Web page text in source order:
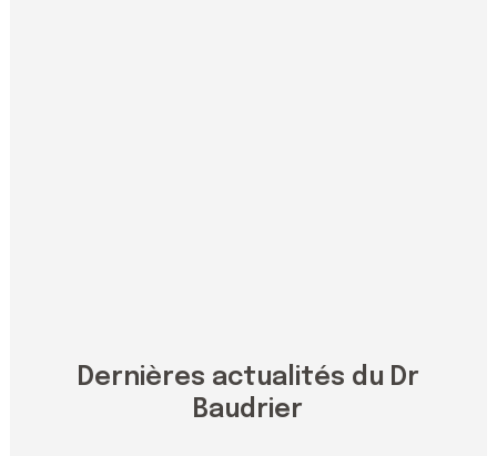
Dernières actualités du Dr
Baudrier